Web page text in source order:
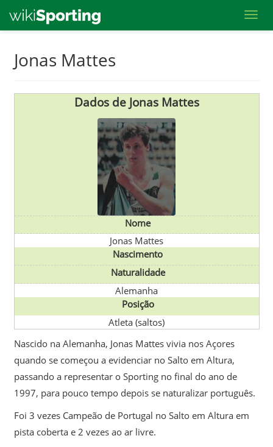
Jonas Mattes
Dados de Jonas Mattes
Nome
Jonas Mattes
Nascimento
Naturalidade
Alemanha
Posição
Atleta (saltos)
Nascido na Alemanha, Jonas Mattes vivia nos Açores
quando se começou a evidenciar no Salto em Altura,
passando a representar o Sporting no final do ano de
1997, para pouco tempo depois se naturalizar português.
Foi 3 vezes Campeão de Portugal no Salto em Altura em
pista coberta e 2 vezes ao ar livre.